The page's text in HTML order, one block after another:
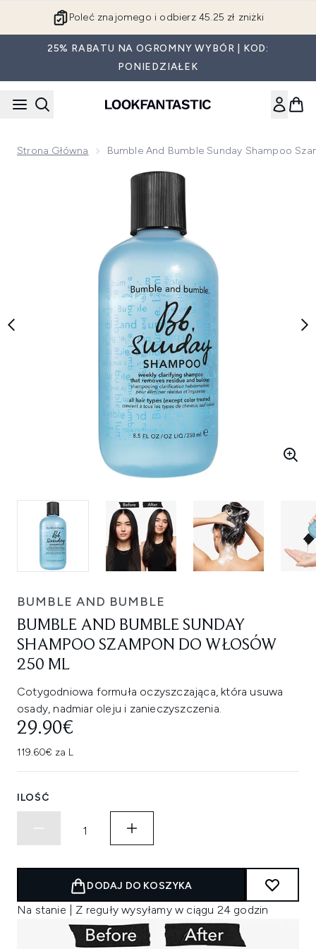
Poleć znajomego i odbierz 45.25 zł zniżki
25% RABATU NA OGROMNY WYBÓR | KOD:
PONIEDZIAŁEK
Strona Główna Bumble And Bumble Sunday Shampoo
Now showing image 1 Bumble and bumble Sunday
BUMBLE AND BUMBLE
BUMBLE AND BUMBLE SUNDAY
SHAMPOO SZAMPON DO WŁOSÓW
250 ML
Cotygodniowa formuła oczyszczająca, która usuwa
osady, nadmiar oleju i zanieczyszczenia.
29.90€
119.60€ za L
ILOŚĆ
DODAJ DO KOSZYKA
Na stanie | Z reguły wysyłamy w ciągu 24 godzin